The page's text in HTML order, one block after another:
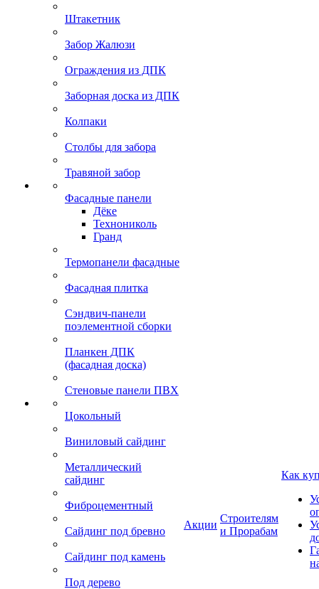
Штакетник
Забор Жалюзи
Ограждения из ДПК
Заборная доска из ДПК
Колпаки
Столбы для забора
Травяной забор
Фасадные панели
Дёке
Технониколь
Гранд
Термопанели фасадные
Фасадная плитка
Сэндвич-панели
поэлементной сборки
Планкен ДПК
(фасадная доска)
Стеновые панели ПВХ
Цокольный
Виниловый сайдинг
Металлический
сайдинг
Фиброцементный
Сайдинг под бревно
Сайдинг под камень
Под дерево
Акции
Строителям
и Прорабам
Как